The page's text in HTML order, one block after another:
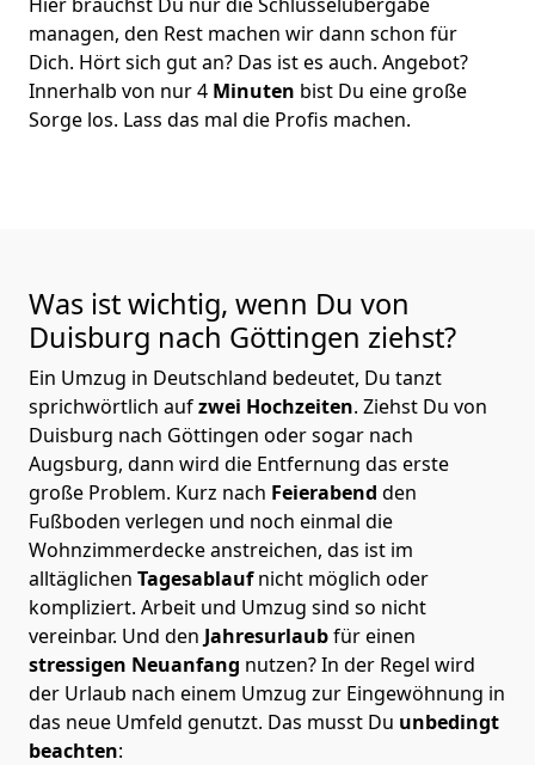
managen, den Rest machen wir dann schon für
Dich. Hört sich gut an? Das ist es auch. Angebot?
Innerhalb von nur 4 Minuten bist Du eine große
Sorge los. Lass das mal die Profis machen.
Was ist wichtig, wenn Du von
Duisburg nach Göttingen ziehst?
Ein Umzug in Deutschland bedeutet, Du tanzt
sprichwörtlich aufzwei Hochzeiten. Ziehst Du von
Duisburg nach Göttingen oder sogar nach
Augsburg, dann wird die Entfernung das erste
große Problem. Kurz nach Feierabend den
Fußboden verlegen und noch einmal die
Wohnzimmerdecke anstreichen, das ist im
alltäglichen Tagesablaufnicht möglich oder
kompliziert. Arbeit und Umzug sind so nicht
vereinbar. Und den Jahresurlaubfür einen
stressigen Neuanfang nutzen? In der Regel wird
der Urlaub nach einem Umzug zur Eingewöhnung in
das neue Umfeld genutzt. Das musst Du unbedingt
beachten: